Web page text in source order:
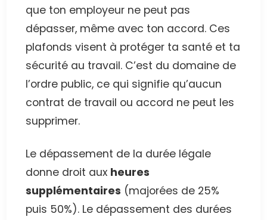
que ton employeur ne peut pas
dépasser, même avec ton accord. Ces
plafonds visent à protéger ta santé et ta
sécurité au travail. C’est du domaine de
l’ordre public, ce qui signifie qu’aucun
contrat de travail ou accord ne peut les
supprimer.
Le dépassement de la durée légale
donne droit aux heures
supplémentaires (majorées de 25%
puis 50%). Le dépassement des durées